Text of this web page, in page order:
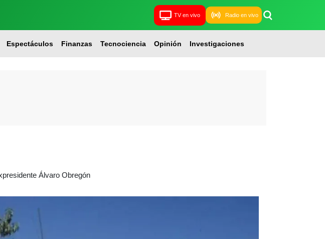
TV en vivo Radio en vivo
Espectáculos Finanzas Tecnociencia Opinión Investigaciones
Álvaro Obregón